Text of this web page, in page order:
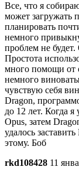
Все, что я
может загружать
планировать
немного
проблем не
Простота
много помощи от
немного
чувствую себя
Dragon,
до 12 лет. Когда
Opus, затем
удалось
этому. Боб
rkd108428 11